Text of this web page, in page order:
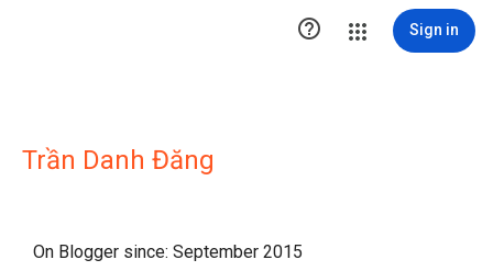
 Sign in
Trần Danh Đăng
On Blogger since: September 2015